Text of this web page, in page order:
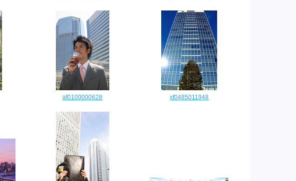
af0100000628 xf0485011948